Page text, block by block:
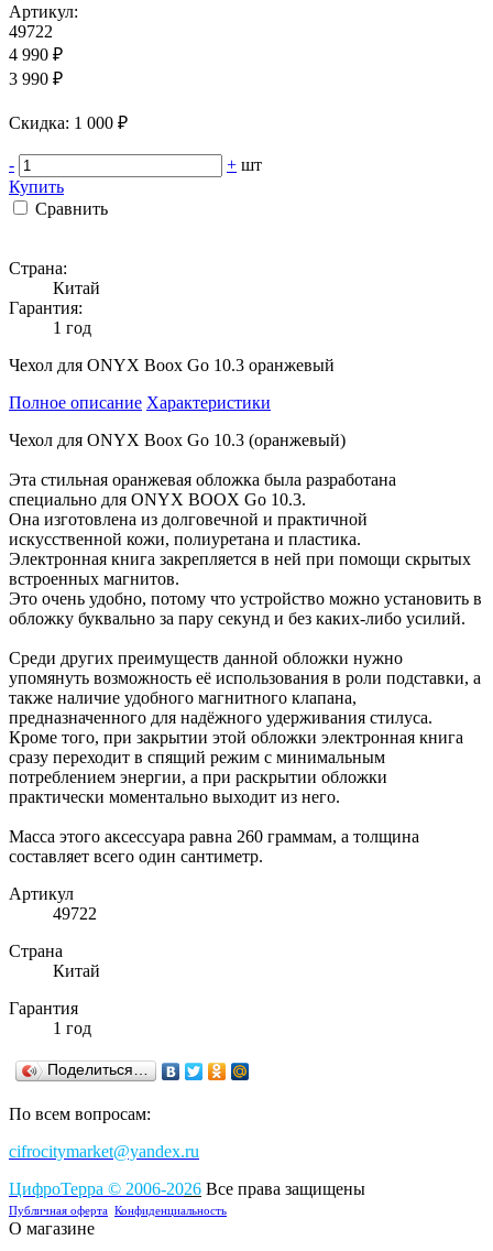
Артикул:
49722
4 990 ₽
3 990 ₽
Cкидка: 1 000 ₽
- + шт
Купить
Сравнить
Страна:
Китай
Гарантия:
1 год
Чехол для ONYX Boox Go 10.3 оранжевый
Полное описание Характеристики
Чехол для ONYX Boox Go 10.3 (оранжевый)
Эта стильная оранжевая обложка была разработана
специально для ONYX BOOX Go 10.3.
Она изготовлена из долговечной и практичной
искусственной кожи, полиуретана и пластика.
Электронная книга закрепляется в ней при помощи скрытых
встроенных магнитов.
Это очень удобно, потому что устройство можно установить в
обложку буквально за пару секунд и без каких-либо усилий.
Среди других преимуществ данной обложки нужно
упомянуть возможность её использования в роли подставки, а
также наличие удобного магнитного клапана,
предназначенного для надёжного удерживания стилуса.
Кроме того, при закрытии этой обложки электронная книга
сразу переходит в спящий режим с минимальным
потреблением энергии, а при раскрытии обложки
практически моментально выходит из него.
Масса этого аксессуара равна 260 граммам, а толщина
составляет всего один сантиметр.
Артикул
49722
Страна
Китай
Гарантия
1 год
Поделиться…
По всем вопросам:
cifrocitymarket@yandex.ru
ЦифроТерра © 2006-2026 Все права защищены
Публичная оферта Конфиденциальность
О магазине